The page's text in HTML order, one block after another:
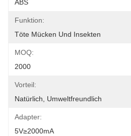
ABS
Funktion:
Töte Mücken Und Insekten
MOQ:
2000
Vorteil:
Natürlich, Umweltfreundlich
Adapter:
5V≥2000mA